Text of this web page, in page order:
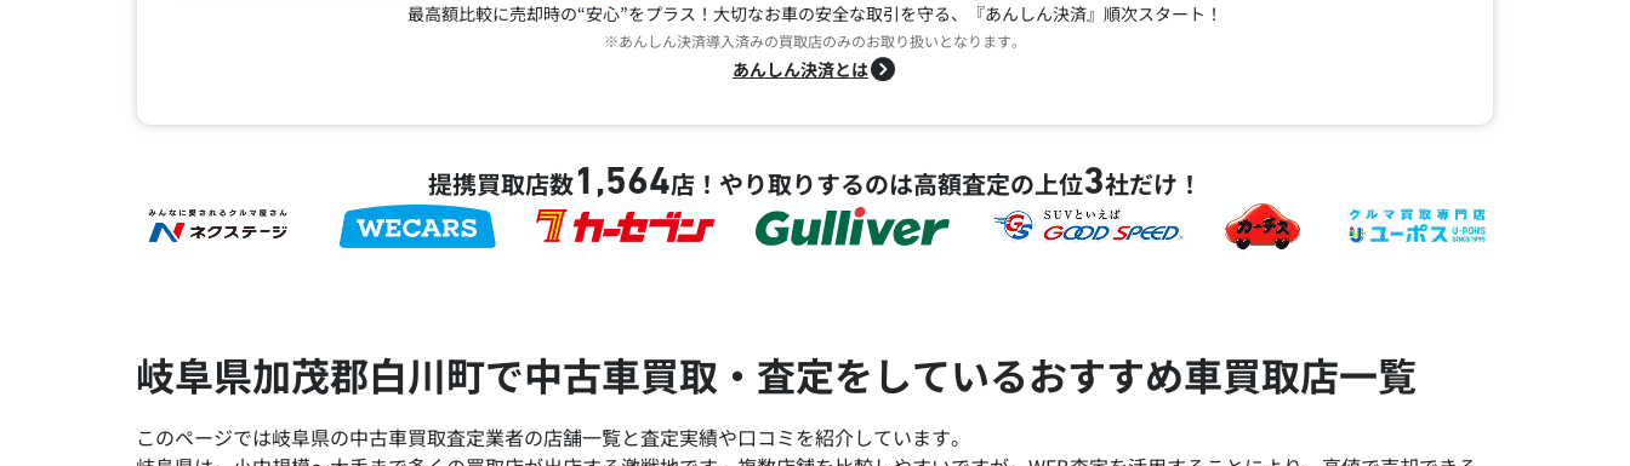
最高額比較に売却時の“安心”をプラス！ 大切なお車の安全な取引を守る、『あんしん決済』順次スタート！
※あんしん決済導入済みの買取店のみのお取り扱いとなります。
あんしん決済とは
提携買取店数1,564店！ やり取りするのは高額査定の上位3社だけ！
岐阜県加茂郡白川町で中古車買取・査定をしているおすすめ車買取店一覧
このページでは岐阜県の中古車買取査定業者の店舗一覧と査定実績や口コミを紹介しています。